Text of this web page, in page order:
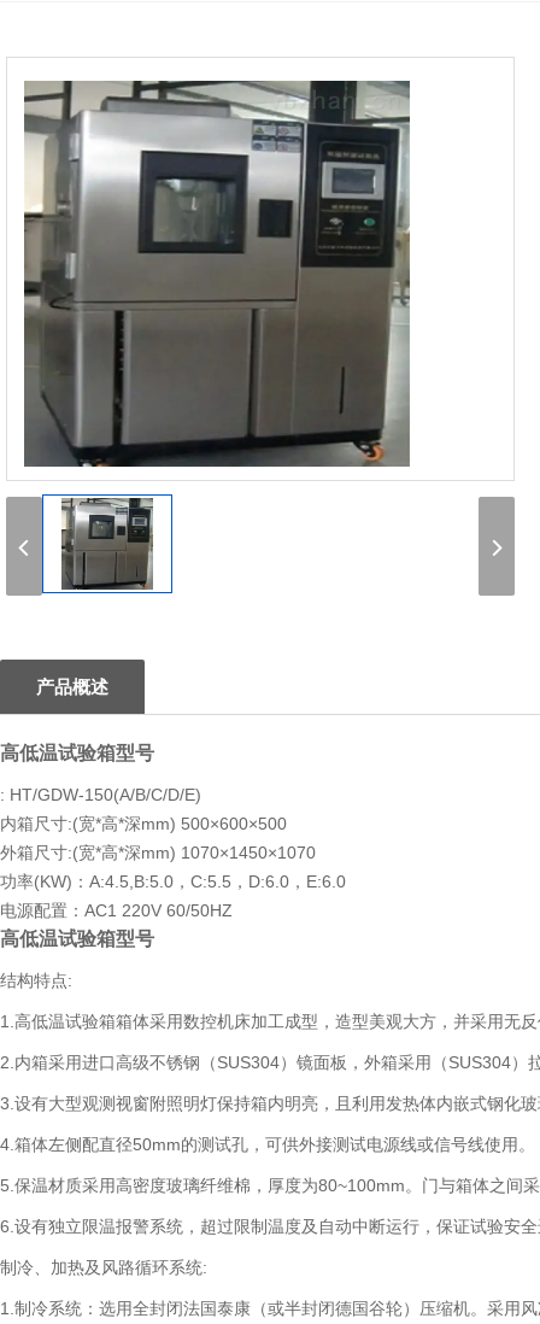
产品概述
高低温试验箱型号
: HT/GDW-150(A/B/C/D/E)
内箱尺寸:(宽*高*深mm) 500×600×500
外箱尺寸:(宽*高*深mm) 1070×1450×1070
功率(KW)：A:4.5,B:5.0，C:5.5，D:6.0，E:6.0
电源配置：AC1 220V 60/50HZ
高低温试验箱型号
结构特点:
1.高低温试验箱箱体采用数控机床加工成型，造型美观大方，并采用无
2.内箱采用进口高级不锈钢（SUS304）镜面板，外箱采用（SUS304
3.设有大型观测视窗附照明灯保持箱内明亮，且利用发热体内嵌式钢化
4.箱体左侧配直径50mm的测试孔，可供外接测试电源线或信号线使用。
5.保温材质采用高密度玻璃纤维棉，厚度为80~100mm。门与箱体之间
6.设有独立限温报警系统，超过限制温度及自动中断运行，保证试验安
制冷、加热及风路循环系统:
1.制冷系统：选用全封闭法国泰康（或半封闭德国谷轮）压缩机。采用